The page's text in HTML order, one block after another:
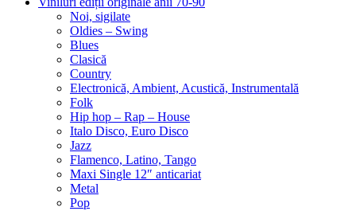
Noi, sigilate
Oldies – Swing
Blues
Clasică
Country
Electronică, Ambient, Acustică, Instrumentală
Folk
Hip hop – Rap – House
Italo Disco, Euro Disco
Jazz
Flamenco, Latino, Tango
Maxi Single 12″ anticariat
Metal
Pop